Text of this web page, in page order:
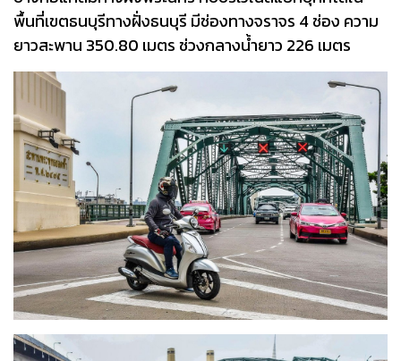
พื้นที่เขตธนบุรีทางฝั่งธนบุรี มีช่องทางจราจร 4 ช่อง ความ
ยาวสะพาน 350.80 เมตร ช่วงกลางน้ำยาว 226 เมตร